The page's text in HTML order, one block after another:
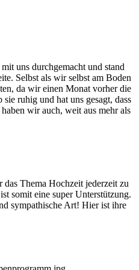
uns durchgemacht und stand
Selbst als wir selbst am Boden
da wir einen Monat vorher die
ruhig und hat uns gesagt, dass
wir auch, weit aus mehr als
Thema Hochzeit jederzeit zu
somit eine super Unterstützung.
sympathische Art! Hier ist ihre